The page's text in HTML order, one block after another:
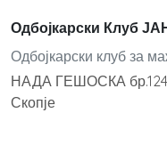
Одбојкарски Клуб
Одбојкарски клуб за
НАДА ГЕШОСКА
Скопје